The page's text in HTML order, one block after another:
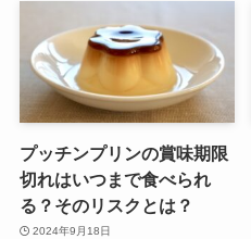
プッチンプリンの賞味期限
切れはいつまで食べられ
る？そのリスクとは？
2024年9月18日